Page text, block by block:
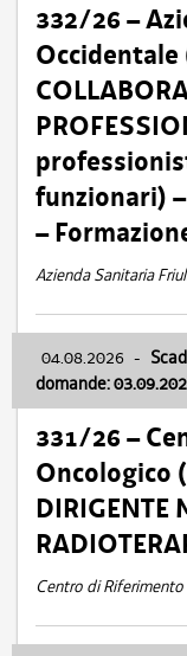
332/26 –
Occidentale
funzionari) –
–
Azienda Sanitaria
04.08.2026 -
domande:
331/26 –
Oncologico
DIRIGENTE
Centro di